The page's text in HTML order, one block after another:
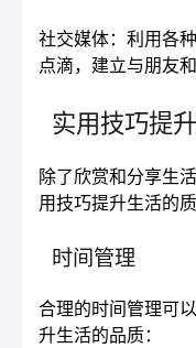
社交媒体：利用各
点滴，建立与朋友
实用技巧提
除了欣赏和分享生
用技巧提升生活的
时间管理
合理的时间管理可
升生活的品质：